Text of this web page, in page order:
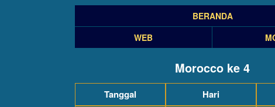
BERANDA
WEB
Morocco ke 4
Tanggal Hari